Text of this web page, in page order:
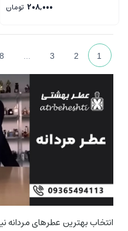
208,000 تومان
1
2
3
انتخاب بهترین عطرهای مردانه